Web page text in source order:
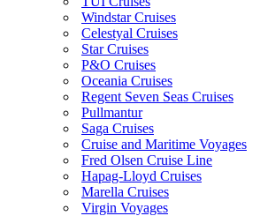
Windstar Cruises
Celestyal Cruises
Star Cruises
P&O Cruises
Oceania Cruises
Regent Seven Seas Cruises
Pullmantur
Saga Cruises
Cruise and Maritime Voyages
Fred Olsen Cruise Line
Hapag-Lloyd Cruises
Marella Cruises
Virgin Voyages